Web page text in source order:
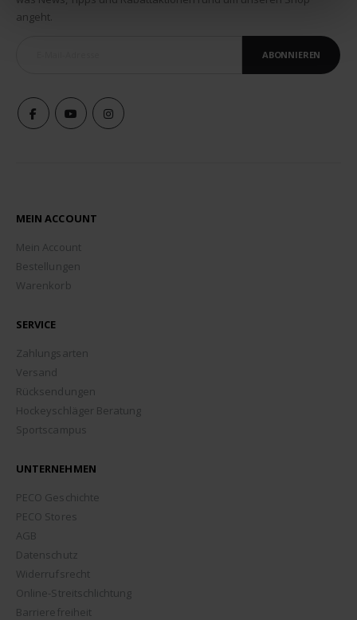
angeht.
ABONNIEREN
MEIN ACCOUNT
Mein Account
Bestellungen
Warenkorb
SERVICE
Zahlungsarten
Versand
Rücksendungen
Hockeyschläger Beratung
Sportscampus
UNTERNEHMEN
PECO Geschichte
PECO Stores
AGB
Datenschutz
Widerrufsrecht
Online-Streitschlichtung
Barrierefreiheit